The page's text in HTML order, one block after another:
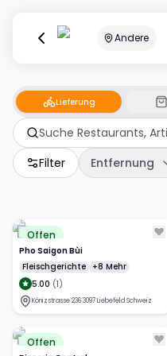
Andere
Lieferung
Filter Entfernung
Offen
Pho Saigon Bùi
Fleischgerichte +8 Mehr
5.00 (1)
Könizstrasse 236 3097 Liebefeld Schweiz
Offen